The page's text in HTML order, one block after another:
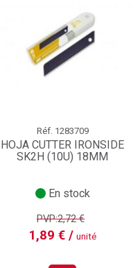
Réf. 1283709
HOJA CUTTER IRONSIDE
SK2H (10U) 18MM
En stock
PVP:2,72 €
1,89 € / unité